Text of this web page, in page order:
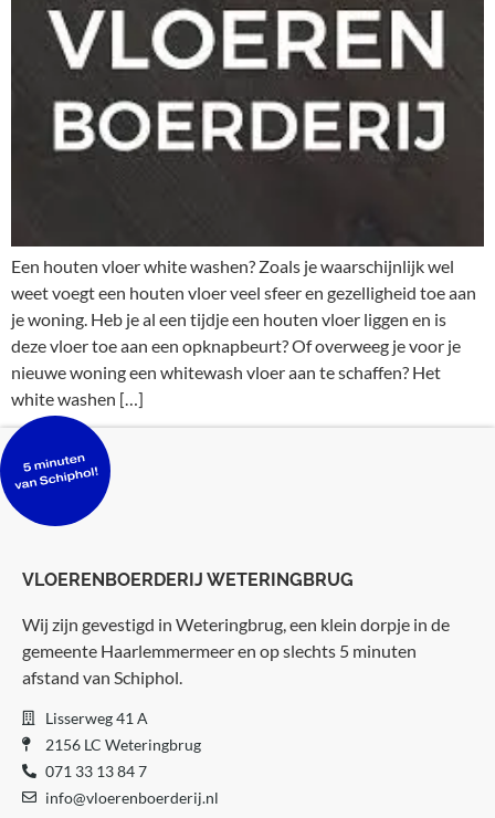
Een houten vloer white washen? Zoals je waarschijnlijk wel
weet voegt een houten vloer veel sfeer en gezelligheid toe aan
je woning. Heb je al een tijdje een houten vloer liggen en is
deze vloer toe aan een opknapbeurt? Of overweeg je voor je
nieuwe woning een whitewash vloer aan te schaffen? Het
white washen […]
VLOERENBOERDERIJ WETERINGBRUG
Wij zijn gevestigd in Weteringbrug, een klein dorpje in de
gemeente Haarlemmermeer en op slechts 5 minuten
afstand van Schiphol.
Lisserweg 41 A
2156 LC Weteringbrug
071 33 13 84 7
info@vloerenboerderij.nl